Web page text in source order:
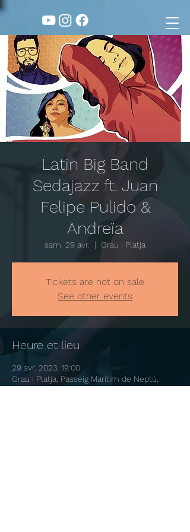
Latin Big Band
Sedajazz ft. Juan
Felipe Pulido &
Andreïa
sam. 29 avr.
  |
Grau i Platja
Tickets are not on sale
See other events
Heure et lieu
29 avr. 2023, 19:00
Grau i Platja, Passeig Marítim de Neptú,